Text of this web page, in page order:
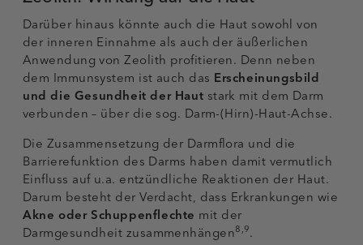
Darüber hinaus könnte auch die Haut sowohl von
der inneren Einnahme als auch der äußerlichen
Anwendung von Zeolith profitieren. Denn neben
dem Immunsystem ist auch das Erscheinungsbild
und die Gesundheit der Haut stark mit dem Darm
verbunden – über die sog. Darm-(Hirn)-Haut-Achse.
Die Zusammensetzung der Darmflora und die
Barrierefunktion des Darms haben damit vermutlich
Einfluss auf u.a. entzündliche Reaktionen der Haut.
Darum besteht der Verdacht, dass Erkrankungen wie
Akne oder Schuppenflechte mit der
Darmgesundheit zusammenhängen8,9.